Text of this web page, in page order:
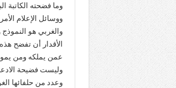
وما فضحته الكاتبة
ووسائل الإعلام
والغربي هو
الأقدار أن تفضح
عمن يملكه ومن
وليست فضيحة
وعدد من حلفائها